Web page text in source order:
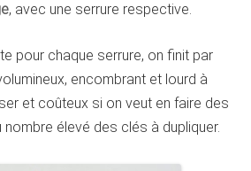
, avec une serrure respective.
pour chaque serrure, on finit par
encombrant et lourd à
et coûteux si on veut en faire des
élevé des clés à dupliquer.